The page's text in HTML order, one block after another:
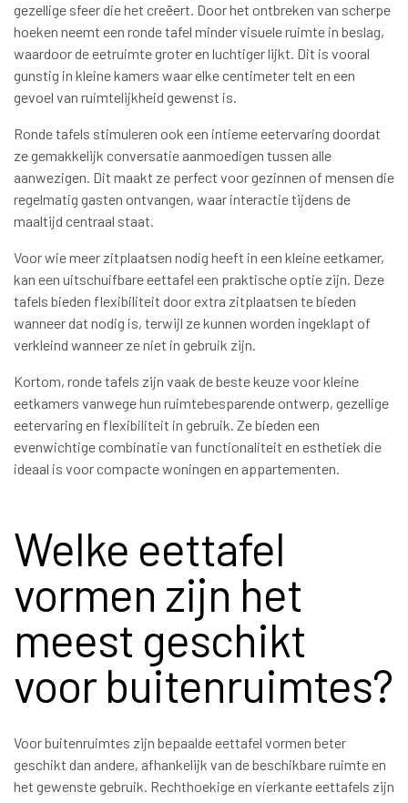
gezellige sfeer die het creëert. Door het ontbreken van scherpe
hoeken neemt een ronde tafel minder visuele ruimte in beslag,
waardoor de eetruimte groter en luchtiger lijkt. Dit is vooral
gunstig in kleine kamers waar elke centimeter telt en een
gevoel van ruimtelijkheid gewenst is.
Ronde tafels stimuleren ook een intieme eetervaring doordat
ze gemakkelijk conversatie aanmoedigen tussen alle
aanwezigen. Dit maakt ze perfect voor gezinnen of mensen die
regelmatig gasten ontvangen, waar interactie tijdens de
maaltijd centraal staat.
Voor wie meer zitplaatsen nodig heeft in een kleine eetkamer,
kan een uitschuifbare eettafel een praktische optie zijn. Deze
tafels bieden flexibiliteit door extra zitplaatsen te bieden
wanneer dat nodig is, terwijl ze kunnen worden ingeklapt of
verkleind wanneer ze niet in gebruik zijn.
Kortom, ronde tafels zijn vaak de beste keuze voor kleine
eetkamers vanwege hun ruimtebesparende ontwerp, gezellige
eetervaring en flexibiliteit in gebruik. Ze bieden een
evenwichtige combinatie van functionaliteit en esthetiek die
ideaal is voor compacte woningen en appartementen.
Welke eettafel
vormen zijn het
meest geschikt
voor buitenruimtes?
Voor buitenruimtes zijn bepaalde eettafel vormen beter
geschikt dan andere, afhankelijk van de beschikbare ruimte en
het gewenste gebruik. Rechthoekige en vierkante eettafels zijn